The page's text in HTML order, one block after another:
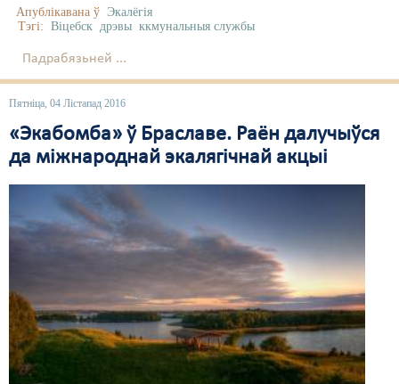
Апублікавана ў Экалёгія
Тэгі: Віцебск дрэвы ккмунальныя службы
Падрабязьней ...
Пятніца, 04 Лістапад 2016
«Экабомба» ў Браславе. Раён далучыўся
да міжнароднай экалягічнай акцыі